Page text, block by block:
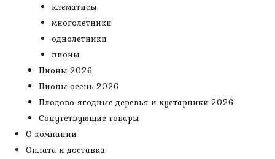
клематисы
многолетники
однолетники
пионы
Пионы 2026
Пионы осень 2026
Плодово-ягодные деревья и кустарники 2026
Сопутствующие товары
О компании
Оплата и доставка